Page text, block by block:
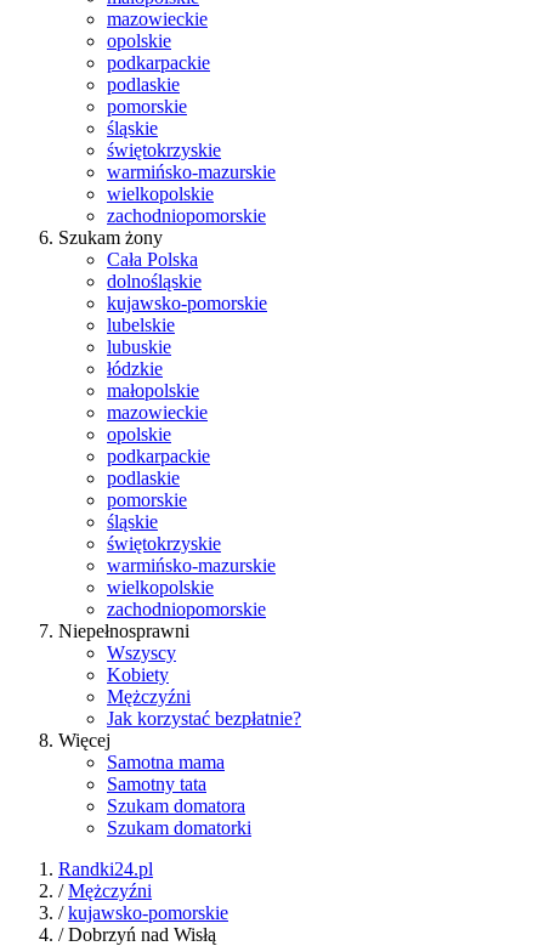
mazowieckie
opolskie
podkarpackie
podlaskie
pomorskie
śląskie
świętokrzyskie
warmińsko-mazurskie
wielkopolskie
zachodniopomorskie
Szukam żony
Cała Polska
dolnośląskie
kujawsko-pomorskie
lubelskie
lubuskie
łódzkie
małopolskie
mazowieckie
opolskie
podkarpackie
podlaskie
pomorskie
śląskie
świętokrzyskie
warmińsko-mazurskie
wielkopolskie
zachodniopomorskie
Niepełnosprawni
Wszyscy
Kobiety
Mężczyźni
Jak korzystać bezpłatnie?
Więcej
Samotna mama
Samotny tata
Szukam domatora
Szukam domatorki
Randki24.pl
/Mężczyźni
/kujawsko-pomorskie
/ Dobrzyń nad Wisłą